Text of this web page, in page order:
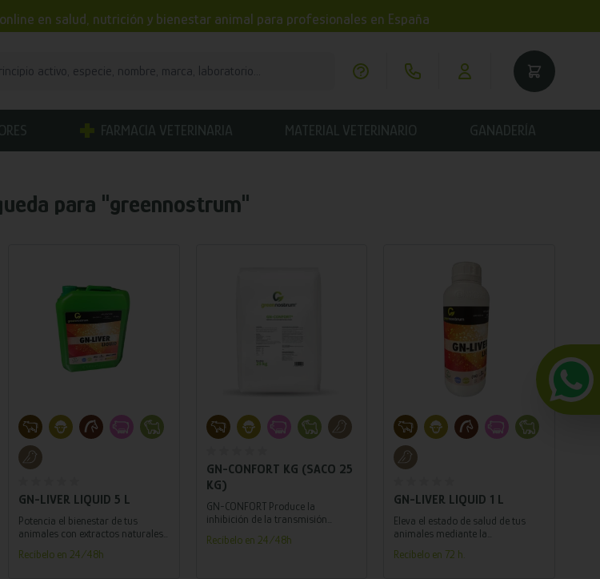
en salud, nutrición y bienestar animal para profesionales en España
FARMACIA VETERINARIA MATERIAL VETERINARIO GANADERÍA
para "greennostrum"
Añadir al carrito
GN-LIVER LIQUID 5 L
Potencia el bienestar de tus
animales con extractos naturales
promoviendo un metabolismo
Recíbelo en 24/48h
Añadir al carrito
GN-CONFORT KG (SACO 25
KG)
GN-CONFORT Produce la
inhibición de la transmisión
excitación.
Recíbelo en 24/48h
Añadir al carrito
GN-LIVER LIQUID 1 L
Eleva el estado de salud de tus
animales mediante la
naturales y nutrientes esenciales.
Recíbelo en 72 h.